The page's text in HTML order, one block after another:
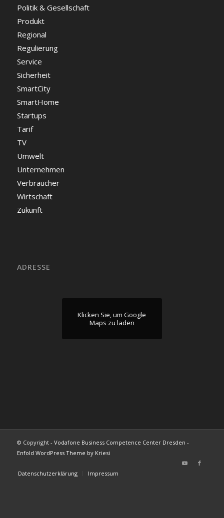
Politik & Gesellschaft
Produkt
Regional
Regulierung
Service
Sicherheit
SmartCity
SmartHome
Startups
Tarif
TV
Umwelt
Unternehmen
Verbraucher
Wirtschaft
Zukunft
ADRESSE
Klicken Sie, um Google
Maps zu laden
© Copyright - Vodafone Business Competence Center Dresden -
Enfold WordPress Theme by Kriesi
Datenschutzerklärung Impressum